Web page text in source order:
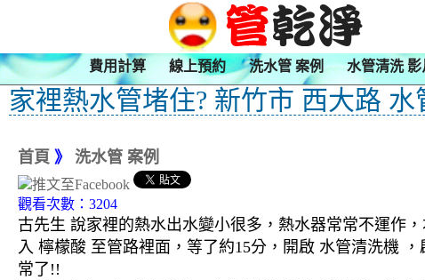
費用計算 線上預約 洗水管 案例 水管清洗 影
家裡熱水管堵住? 新竹市 西大路 水
首頁 》 洗水管 案例
觀看次數：3204
古先生 說家裡的熱水出水變小很多，熱水器常常不運作
入 檸檬酸 至管路裡面，等了約15分，開啟 水管清洗機
常了!!